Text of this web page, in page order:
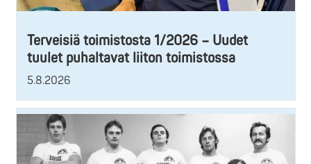
Terveisiä toimistosta 1/2026 – Uudet
tuulet puhaltavat liiton toimistossa
5.8.2026